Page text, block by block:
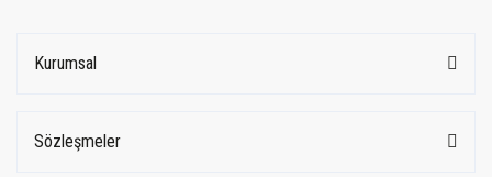
Kurumsal
Sözleşmeler